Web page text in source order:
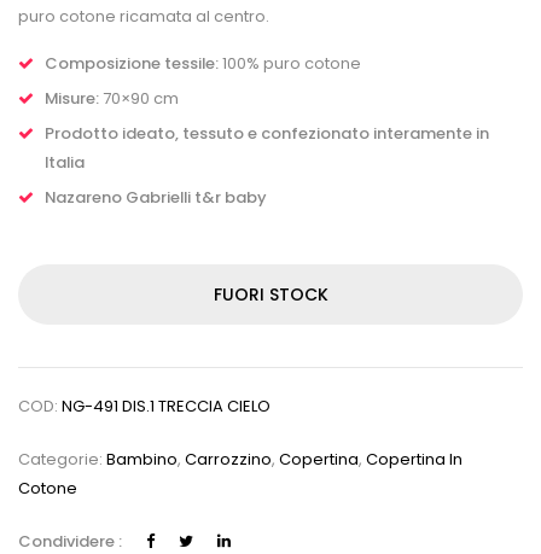
puro cotone ricamata al centro.
Composizione tessile:100% puro cotone
Misure: 70×90 cm
Prodotto ideato, tessuto e confezionato interamente in
Italia
Nazareno Gabrielli t&r baby
FUORI STOCK
COD: NG-491 DIS.1 TRECCIA CIELO
Categorie: Bambino, Carrozzino, Copertina, Copertina In
Cotone
Condividere :